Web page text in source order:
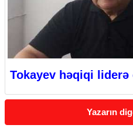
Tokayev həqiqi
Yazarın